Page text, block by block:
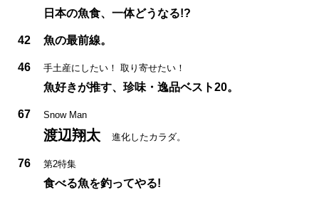
日本の魚食、一体どうなる!?
42 魚の最前線。
46 手土産にしたい！ 取り寄せたい！
魚好きが推す、珍味・逸品ベスト20。
67 Snow Man
渡辺翔太 進化したカラダ。
76 第2特集
食べる魚を釣ってやる!